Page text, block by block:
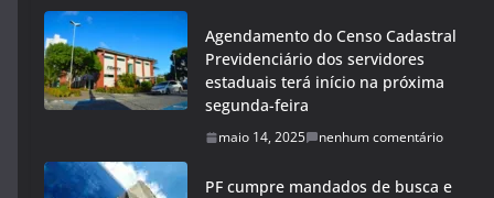
Agendamento do Censo Cadastral
Previdenciário dos servidores
estaduais terá início na próxima
segunda-feira
maio 14, 2025 nenhum comentário
PF cumpre mandados de busca e